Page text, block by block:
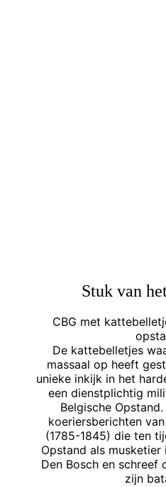
Stuk van
CBG met
De kattebelletjes
massaal op heeft
unieke inkijk in het
een dienstplichtig
Belgische
koeriersberichten
(1785-1845) die ten
Opstand als
Den Bosch en schreef
zijn